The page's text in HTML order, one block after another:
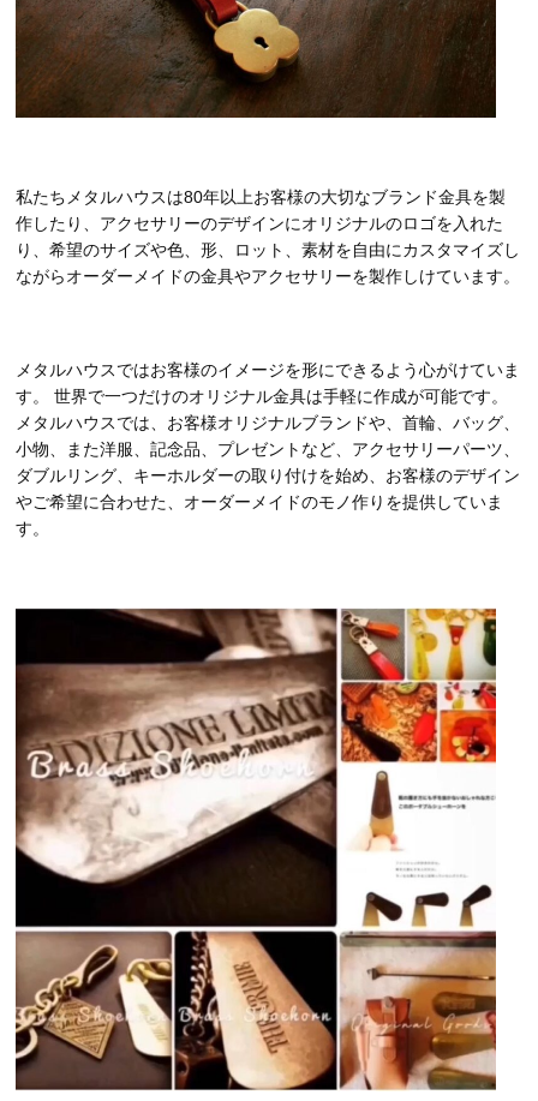
私たちメタルハウスは80年以上お客様の大切なブランド金具を製
作したり、アクセサリーのデザインにオリジナルのロゴを入れた
り、希望のサイズや色、形、ロット、素材を自由にカスタマイズし
ながらオーダーメイドの金具やアクセサリーを製作しけています。
メタルハウスではお客様のイメージを形にできるよう心がけていま
す。 世界で一つだけのオリジナル金具は手軽に作成が可能です。
メタルハウスでは、お客様オリジナルブランドや、首輪、バッグ、
小物、また洋服、記念品、プレゼントなど、アクセサリーパーツ、
ダブルリング、キーホルダーの取り付けを始め、お客様のデザイン
やご希望に合わせた、オーダーメイドのモノ作りを提供していま
す。